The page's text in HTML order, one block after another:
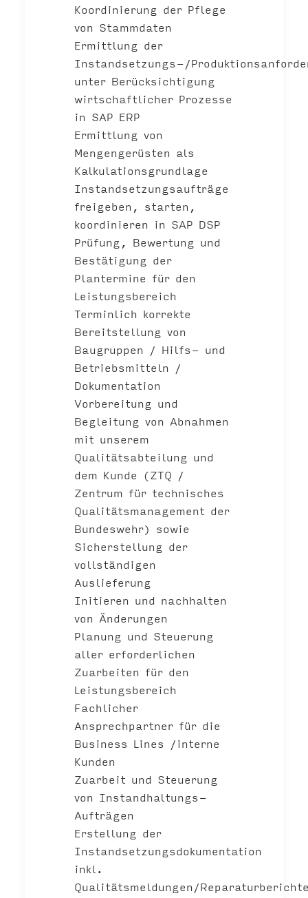
Koordinierung der Pflege
von Stammdaten
Ermittlung der
Instandsetzungs-/
unter Berücksichtigung
wirtschaftlicher Prozesse
in SAP ERP
Ermittlung von
Mengengerüsten als
Kalkulationsgrundlage
Instandsetzungsaufträge
freigeben, starten,
koordinieren in SAP DSP
Prüfung, Bewertung und
Bestätigung der
Plantermine für den
Leistungsbereich
Terminlich korrekte
Bereitstellung von
Baugruppen / Hilfs- und
Betriebsmitteln /
Dokumentation
Vorbereitung und
Begleitung von Abnahmen
mit unserem
Qualitätsabteilung und
dem Kunde (ZTQ /
Zentrum für technisches
Qualitätsmanagement der
Bundeswehr) sowie
Sicherstellung der
vollständigen
Auslieferung
Initieren und nachhalten
von Änderungen
Planung und Steuerung
aller erforderlichen
Zuarbeiten für den
Leistungsbereich
Fachlicher
Ansprechpartner für die
Business Lines /interne
Kunden
Zuarbeit und Steuerung
von Instandhaltungs-
Aufträgen
Erstellung der
Instandsetzungsdokumentation
inkl.
Qualitätsmeldungen/